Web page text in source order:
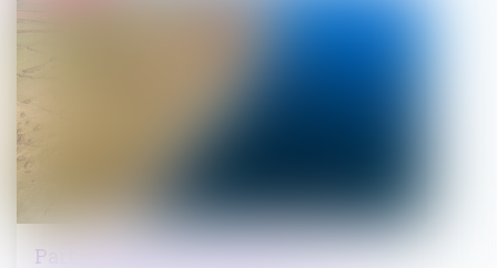
Participation du public pour certains